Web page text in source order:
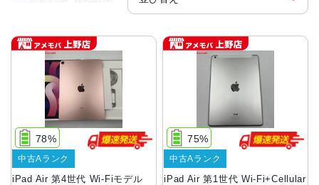
iPad Air 第4世代 Wi-Fiモデル
78%
中古Aランク
iPad Air 第1世代 Wi-Fi+Cellular
75%
中古Aランク